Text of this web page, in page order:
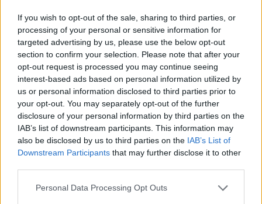
If you wish to opt-out of the sale, sharing to third parties, or
processing of your personal or sensitive information for
targeted advertising by us, please use the below opt-out
section to confirm your selection. Please note that after your
opt-out request is processed you may continue seeing
interest-based ads based on personal information utilized by
us or personal information disclosed to third parties prior to
your opt-out. You may separately opt-out of the further
disclosure of your personal information by third parties on the
IAB’s list of downstream participants. This information may
also be disclosed by us to third parties on the IAB’s List of
Downstream Participants that may further disclose it to other
Please note that this website/app uses one or more Google
Personal Data Processing Opt Outs
leggyorsabban találja meg a kiutat, hamarabb
tudja elérni Rijádot is, ezáltal pedig akár több
pihenő idő is várhat a szerencsésekre, hiszen
szombaton pihenőnapot tartanak a versenyen.